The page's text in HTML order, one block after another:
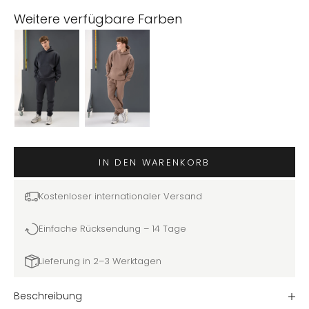
Weitere verfügbare Farben
IN DEN WARENKORB
Kostenloser internationaler Versand
Einfache Rücksendung – 14 Tage
Lieferung in 2–3 Werktagen
Beschreibung